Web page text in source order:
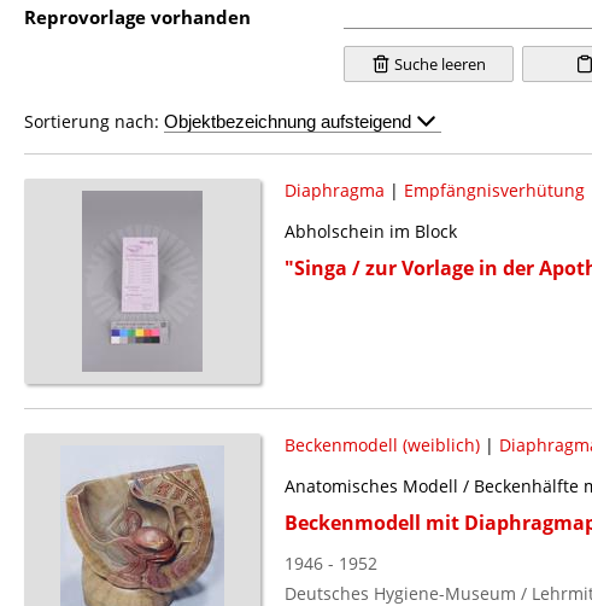
Reprovorlage vorhanden
Suche leeren
Sortierung nach:
Diaphragma | Empfängnisverhütung
Abholschein im Block
"Singa / zur Vorlage in der
Beckenmodell (weiblich)|
Anatomisches Modell / Beckenhälfte
Beckenmodell mit
1946 - 1952
Deutsches Hygiene-Museum /